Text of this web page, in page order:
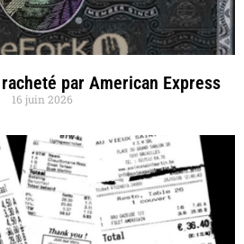
par American Express
16 juin 2026